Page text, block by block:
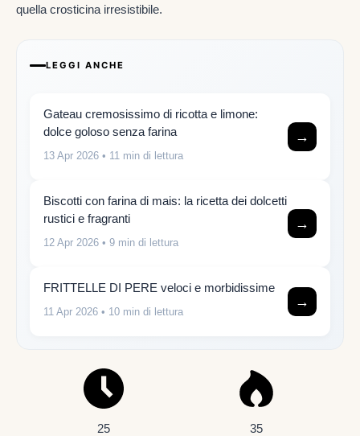
quella crosticina irresistibile.
LEGGI ANCHE
Gateau cremosissimo di ricotta e limone:
dolce goloso senza farina
13 Apr 2026 • 11 min di lettura
→
Biscotti con farina di mais: la ricetta dei dolcetti
rustici e fragranti
12 Apr 2026 • 9 min di lettura
→
FRITTELLE DI PERE veloci e morbidissime
11 Apr 2026 • 10 min di lettura
→
25 35